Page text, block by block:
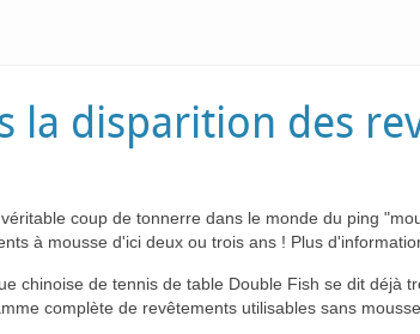
la disparition des
coup de tonnerre dans le monde du ping
à mousse d'ici deux ou trois ans ! Plus
chinoise de tennis de table Double Fish se dit déjà
complète de revêtements utilisables sans mousse.